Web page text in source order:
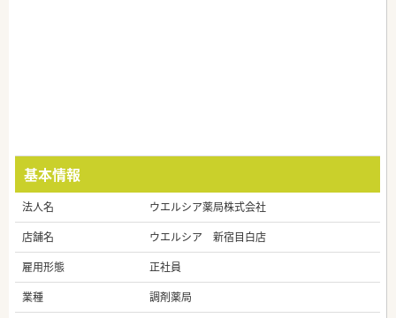
基本情報
法人名
ウエルシア薬局株式会社
店舗名
ウエルシア 新宿目白店
雇用形態
正社員
業種
調剤薬局